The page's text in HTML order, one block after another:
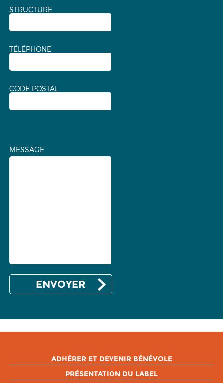
STRUCTURE
TÉLÉPHONE
CODE POSTAL
MESSAGE
ADHÉRER ET DEVENIR BÉNÉVOLE
PRÉSENTATION DU LABEL